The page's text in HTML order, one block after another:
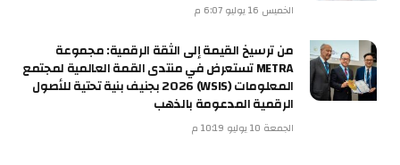
الخميس 16 يوليو 6:07 م
من ترسيخ القيمة إلى الثقة الرقمية: مجموعة
METRA تستعرض في منتدى القمة العالمية لمجتمع
المعلومات (WSIS) 2026 بجنيف بنية تحتية للأصول
الرقمية المدعومة بالذهب
الجمعة 10 يوليو 10:19 م